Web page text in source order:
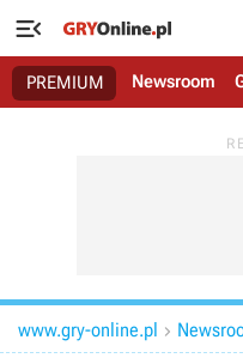

PREMIUM Newsroom
www.gry-online.pl 